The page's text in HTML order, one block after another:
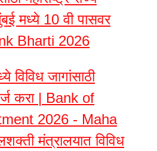
मध्ये 10 वी पासवर
Bharti 2026
जागांसाठी
करा | Bank of
2026 - Maha
मंत्रालयात विविध